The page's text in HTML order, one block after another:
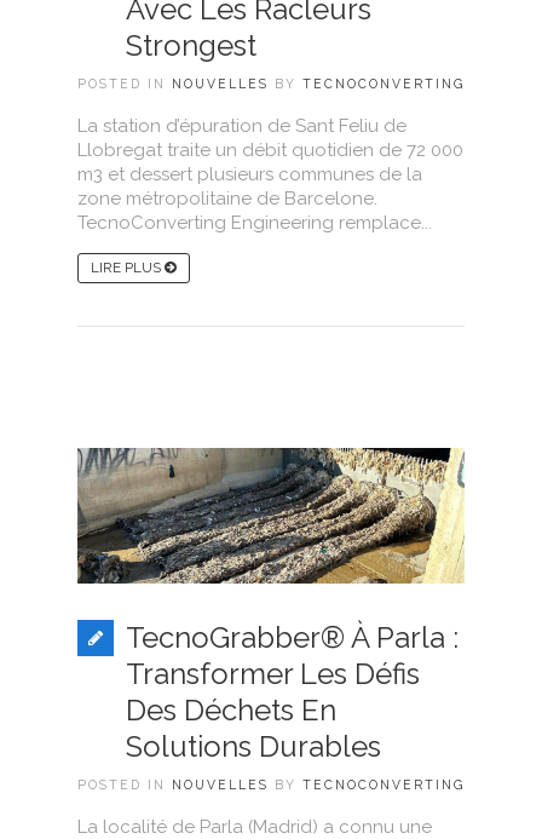
Avec Les Racleurs
Strongest
POSTED IN NOUVELLES BY TECNOCONVERTING
La station d’épuration de Sant Feliu de
Llobregat traite un débit quotidien de 72 000
m3 et dessert plusieurs communes de la
zone métropolitaine de Barcelone.
TecnoConverting Engineering remplace...
LIRE PLUS
TecnoGrabber® À Parla :
Transformer Les Défis
Des Déchets En
Solutions Durables
POSTED IN NOUVELLES BY TECNOCONVERTING
La localité de Parla (Madrid) a connu une